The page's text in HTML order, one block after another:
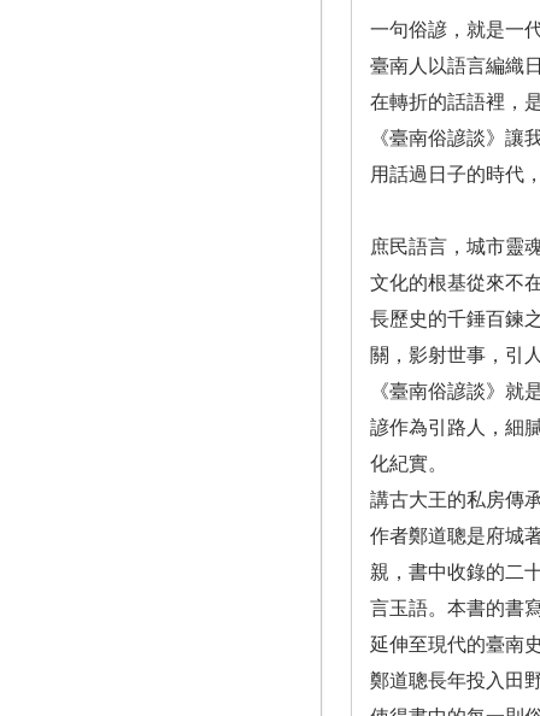
一句俗諺，就是一
臺南人以語言編織
在轉折的話語裡，
《臺南俗諺談》
用話過日子的時代
庶民語言，城市靈
文化的根基從來不
長歷史的千錘百鍊
關，影射世事，引
《臺南俗諺談》就
諺作為引路人，細
化紀實。
講古大王的私房傳
作者鄭道聰是府城
親，書中收錄的二
言玉語。本書的書
延伸至現代的臺南
鄭道聰長年投入田